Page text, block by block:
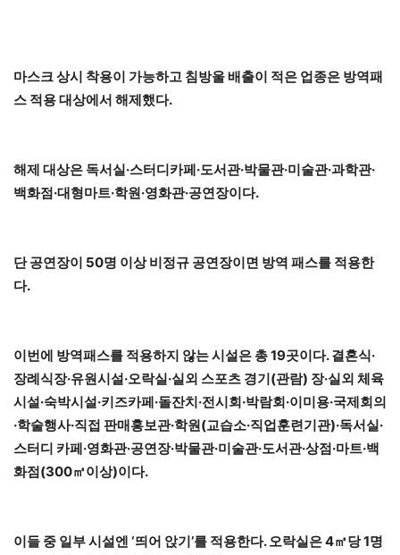
마스크 상시 착용이 가능하고 침방울 배출이 적은 업종은 방역패
스 적용 대상에서 해제했다.
해제 대상은 독서실·스터디카페·도서관·박물관·미술관·과학관·
백화점·대형마트·학원·영화관·공연장이다.
단 공연장이 50명 이상 비정규 공연장이면 방역 패스를 적용한
다.
이번에 방역패스를 적용하지 않는 시설은 총 19곳이다. 결혼식·
장례식장·유원시설·오락실·실외 스포츠 경기(관람) 장·실외 체육
시설·숙박시설·키즈카페·돌잔치·전시회·박람회·이미용·국제회의
·학술행사·직접 판매홍보관·학원(교습소·직업훈련기관)·독서실·
스터디 카페·영화관·공연장·박물관·미술관·도서관·상점·마트·백
화점(300㎡이상)이다.
이들 중 일부 시설엔 ‘띄어 앉기’를 적용한다. 오락실은 4㎡당 1명